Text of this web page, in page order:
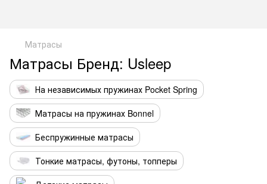
Матрасы
Матрасы Бренд: Usleep
На независимых пружинах Pocket Spring
Матрасы на пружинах Bonnel
Беспружинные матрасы
Тонкие матрасы, футоны, топперы